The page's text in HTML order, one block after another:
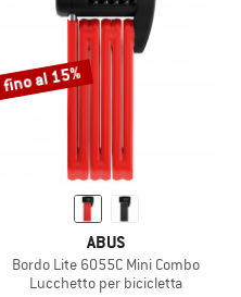
fino al 15%
ABUS
Bordo Lite 6055C Mini Combo
Lucchetto per bicicletta